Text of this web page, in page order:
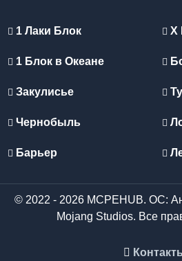
1 Лаки Блок
1 Блок в Океане
Закулисье
Чернобыль
Барьер
X
© 2022 - 2026 MCPEHUB. ОС:
Mojang Studios. Все